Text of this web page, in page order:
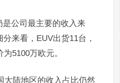
公司最主要的收入来
来看，EUV出货11台，
5100万欧元。
大陆地区的收入占比仍然